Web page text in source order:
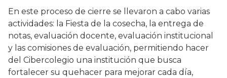
En este proceso de cierre se llevaron a cabo varias
actividades: la Fiesta de la cosecha, la entrega de
notas, evaluación docente, evaluación institucional
y las comisiones de evaluación, permitiendo hacer
del Cibercolegio una institución que busca
fortalecer su quehacer para mejorar cada día,